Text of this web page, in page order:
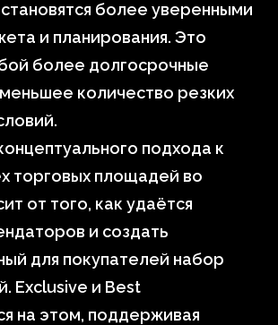
более уверенными
и планирования. Это
более долгосрочные
количество резких
подхода к
торговых площадей во
от того, как удаётся
и создать
для покупателей набор
Exclusive и Best
на этом, поддерживая